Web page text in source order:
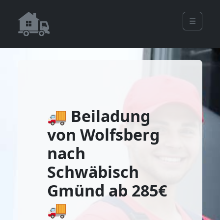
☰
🚚 Beiladung
von Wolfsberg
nach
Schwäbisch
Gmünd ab 285€
🚚